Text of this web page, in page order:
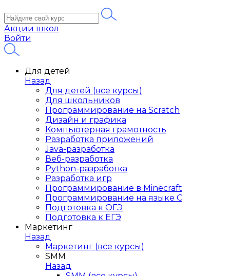
Акции школ
Войти
Для детей
Назад
Для детей (все курсы)
Для школьников
Программирование на Scratch
Дизайн и графика
Компьютерная грамотность
Разработка приложений
Java-разработка
Веб-разработка
Python-разработка
Разработка игр
Программирование в Minecraft
Программирование на языке C
Подготовка к ОГЭ
Подготовка к ЕГЭ
Маркетинг
Назад
Маркетинг (все курсы)
SMM
Назад